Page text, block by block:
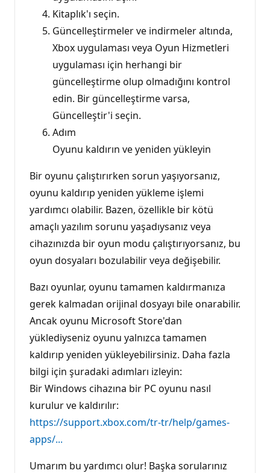
Kitaplık'ı seçin.
Güncelleştirmeler ve indirmeler altında,
Xbox uygulaması veya Oyun Hizmetleri
uygulaması için herhangi bir
güncelleştirme olup olmadığını kontrol
edin. Bir güncelleştirme varsa,
Güncelleştir'i seçin.
Adım
Oyunu kaldırın ve yeniden yükleyin
Bir oyunu çalıştırırken sorun yaşıyorsanız,
oyunu kaldırıp yeniden yükleme işlemi
yardımcı olabilir. Bazen, özellikle bir kötü
amaçlı yazılım sorunu yaşadıysanız veya
cihazınızda bir oyun modu çalıştırıyorsanız, bu
oyun dosyaları bozulabilir veya değişebilir.
Bazı oyunlar, oyunu tamamen kaldırmanıza
gerek kalmadan orijinal dosyayı bile onarabilir.
Ancak oyunu Microsoft Store'dan
yüklediyseniz oyunu yalnızca tamamen
kaldırıp yeniden yükleyebilirsiniz. Daha fazla
bilgi için şuradaki adımları izleyin:
Bir Windows cihazına bir PC oyunu nasıl
kurulur ve kaldırılır:
https://support.xbox.com/tr-tr/help/games-
apps/...
Umarım bu yardımcı olur! Başka sorularınız